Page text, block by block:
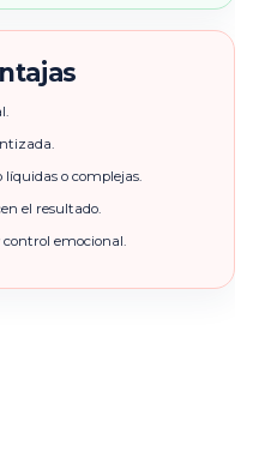
líquidas o complejas.
el resultado.
control emocional.